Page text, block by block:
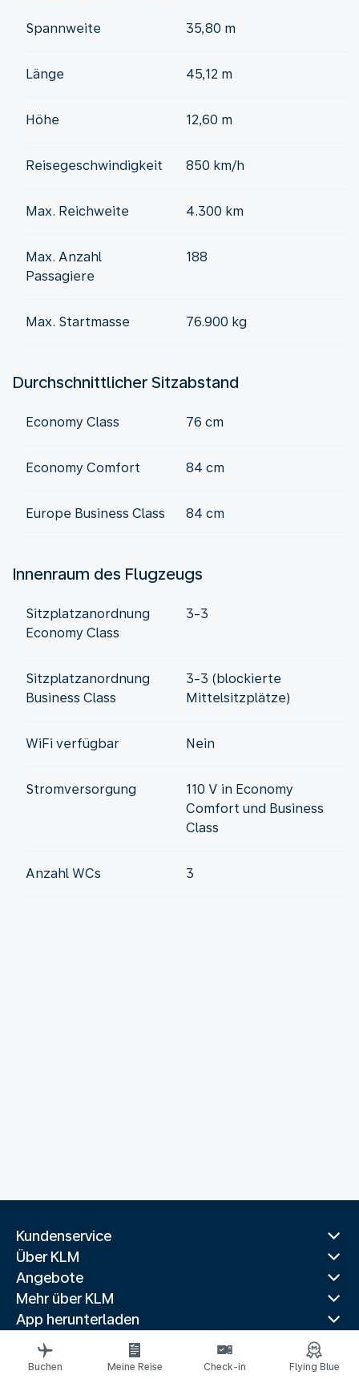
Spannweite 35,80 m
Länge 45,12 m
Höhe 12,60 m
Reisegeschwindigkeit 850 km/h
Max. Reichweite 4.300 km
Max. Anzahl
Passagiere
188
Max. Startmasse 76.900 kg
Durchschnittlicher Sitzabstand
Economy Class 76 cm
Economy Comfort 84 cm
Europe Business Class 84 cm
Innenraum des Flugzeugs
Sitzplatzanordnung
Economy Class
3-3
Sitzplatzanordnung
Business Class
3-3 (blockierte
Mittelsitzplätze)
WiFi verfügbar Nein
Stromversorgung
110 V in Economy
Comfort und Business
Class
Anzahl WCs 3
Kundenservice
Über KLM
Angebote
Mehr über KLM
App herunterladen
Verwandte Websites
Reiseführer
Buchen Meine Reise Check-in Flying Blue